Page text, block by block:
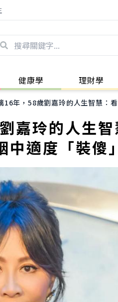
健康學 理財學
16年，58歲劉嘉玲的人生智慧：
嘉玲的人生
適度「裝傻